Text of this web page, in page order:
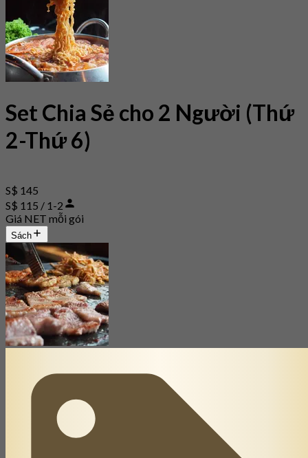
Set Chia Sẻ cho 2 Người (Thứ
2-Thứ 6)
S$ 145
S$ 115 / 1-2
Giá NET mỗi gói
Sách